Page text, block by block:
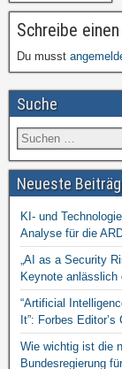
Schreibe
Du musst
Suche
Neueste
KI- und
Analyse für die
„AI as a Security
Keynote
“Artificial
It”: Forbes
Wie wichtig ist die
Bundesregierung